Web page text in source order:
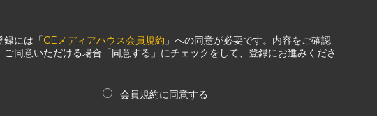
録には「CEメディアハウス会員規約 」への同意が必要です。内容をご確認
ご同意いただける場合「同意する」にチェックをして、登録にお進みくださ
会員規約に同意する